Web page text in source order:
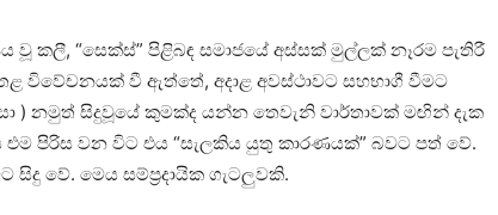
කලී, “සෙක්ස්” පිළිබඳ සමාජයේ අස්සක් මුල්ලක් නෑරම පැතිරී
විවේචනයක් වී ඇත්තේ, අදාළ අවස්ථාවට සහභාගී වීමට
) නමුත් සිදුවූයේ කුමක්ද යන්න තෙවැනි වාර්තාවක් මඟින් දැක
පිරිස වන විට එය “සැලකිය යුතු කාරණයක්” බවට පත් වේ.
වේ. මෙය සම්ප්‍රදායික ගැටලුවකි.